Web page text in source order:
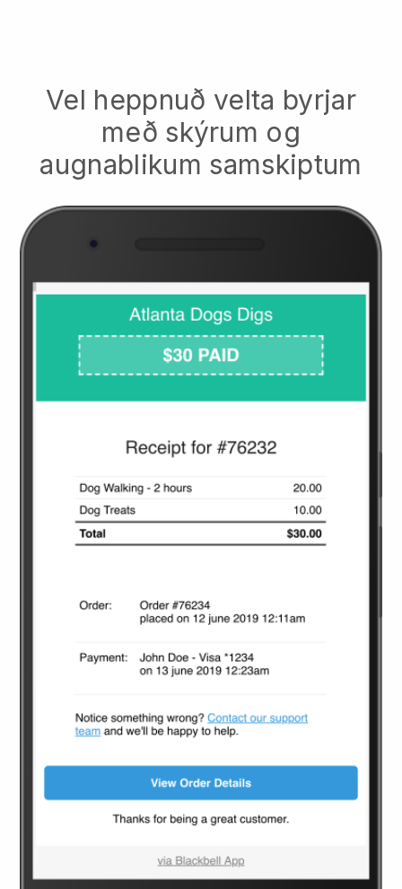
Vel heppnuð velta byrjar
með skýrum og
augnablikum samskiptum